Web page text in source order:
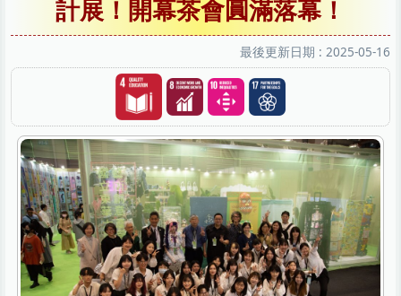
計展！開幕茶會圓滿落幕！
最後更新日期 : 2025-05-16